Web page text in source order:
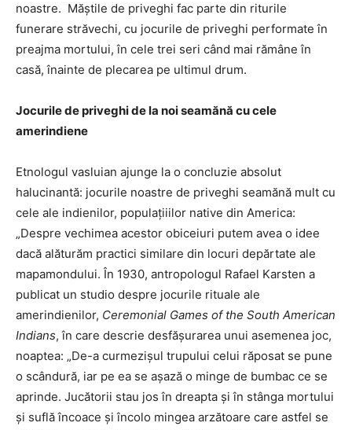
noastre. Măștile de priveghi fac parte din riturile
funerare străvechi, cu jocurile de priveghi performate în
preajma mortului, în cele trei seri când mai rămâne în
casă, înainte de plecarea pe ultimul drum.
Jocurile de priveghi de la noi seamănă cu cele
amerindiene
Etnologul vasluian ajunge la o concluzie absolut
halucinantă: jocurile noastre de priveghi seamănă mult cu
cele ale indienilor, populațiiilor native din America:
„Despre vechimea acestor obiceiuri putem avea o idee
dacă alăturăm practici similare din locuri depărtate ale
mapamondului. În 1930, antropologul Rafael Karsten a
publicat un studio despre jocurile rituale ale
amerindienilor, Ceremonial Games of the South American
Indians, în care descrie desfășurarea unui asemenea joc,
noaptea: „De-a curmezișul trupului celui răposat se pune
o scândură, iar pe ea se așază o minge de bumbac ce se
aprinde. Jucătorii stau jos în dreapta și în stânga mortului
și suflă încoace și încolo mingea arzătoare care astfel se